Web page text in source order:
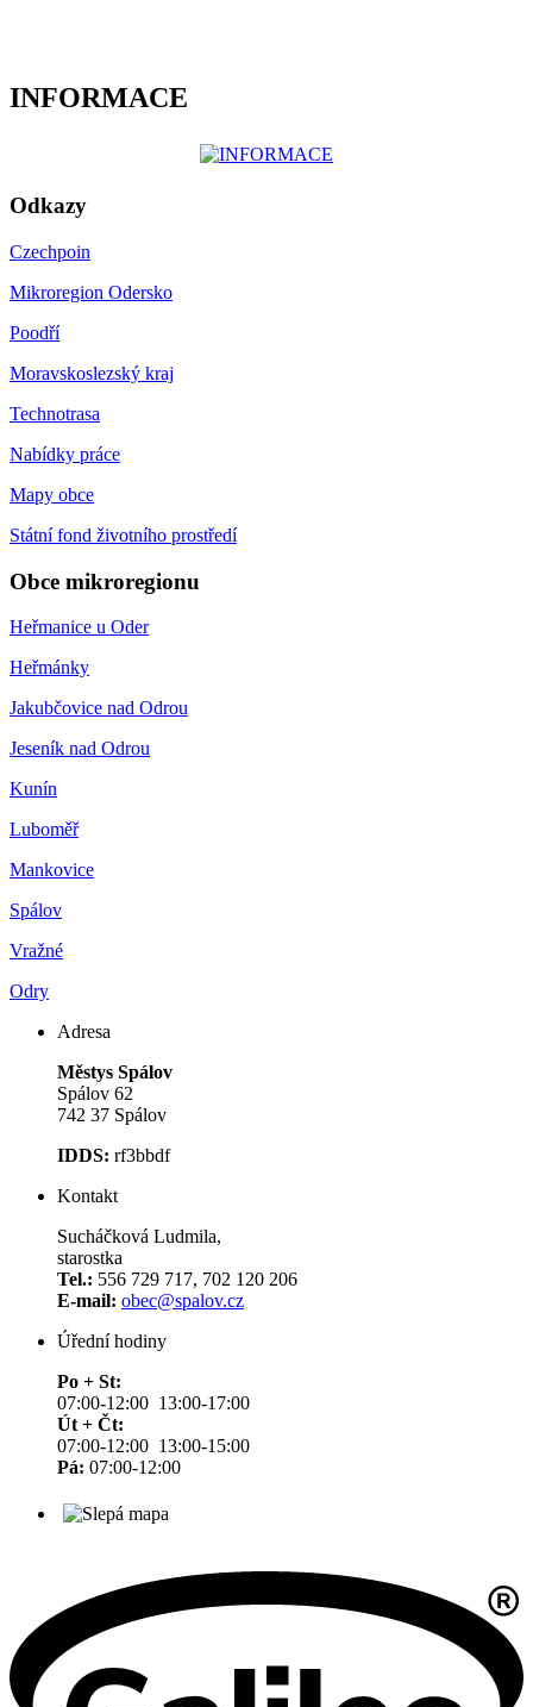
INFORMACE
Odkazy
Czechpoin
Mikroregion Odersko
Poodří
Moravskoslezský kraj
Technotrasa
Nabídky práce
Mapy obce
Státní fond životního prostředí
Obce mikroregionu
Heřmanice u Oder
Heřmánky
Jakubčovice nad Odrou
Jeseník nad Odrou
Kunín
Luboměř
Mankovice
Spálov
Vražné
Odry
Adresa
Městys Spálov
Spálov 62
742 37 Spálov
IDDS: rf3bbdf
Kontakt
Sucháčková Ludmila,
starostka
Tel.: 556 729 717, 702 120 206
E-mail: obec@spalov.cz
Úřední hodiny
Po + St:
07:00-12:00 13:00-17:00
Út + Čt:
07:00-12:00 13:00-15:00
Pá: 07:00-12:00